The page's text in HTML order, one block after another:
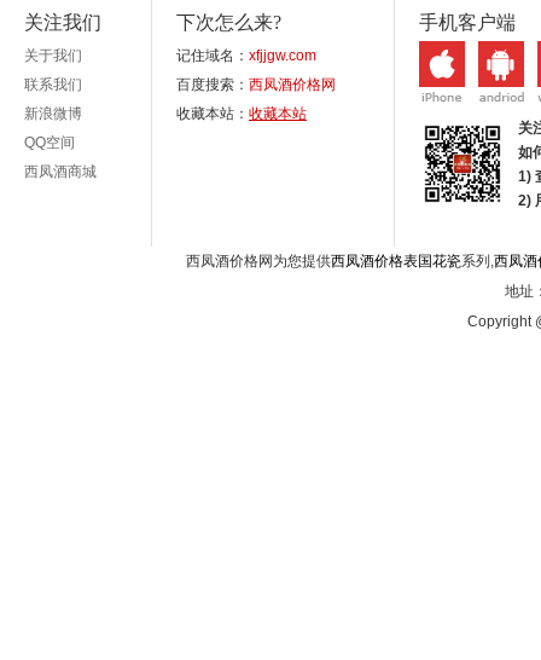
关注我们
关于我们
联系我们
新浪微博
QQ空间
西凤酒商城
下次怎么来?
记住域名： xfjjgw.com
百度搜索： 西凤酒价格网
收藏本站： 收藏本站
手机客户端
关
如
1)
2)
西凤酒价格网为您提供西凤酒价格表国花瓷系列,西凤酒
地址
Copyright